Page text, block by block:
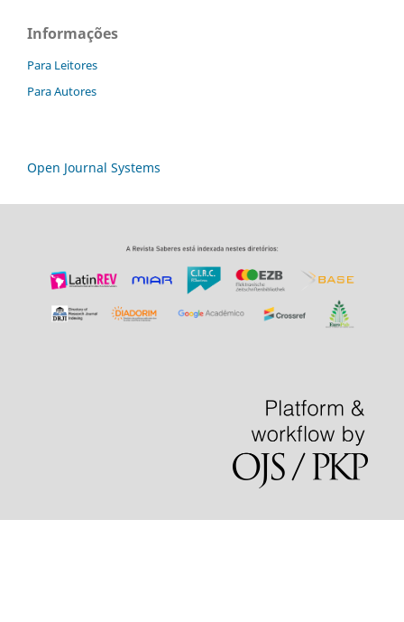
Informações
Para Leitores
Para Autores
Open Journal Systems